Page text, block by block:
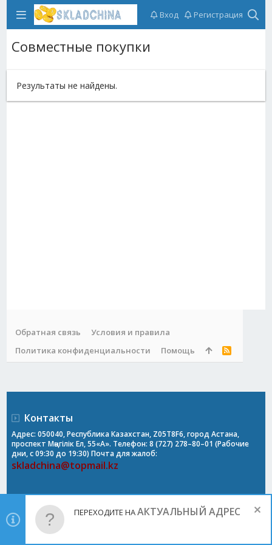
Вход Регистрация
Совместные покупки
Результаты не найдены.
Обратная связь
Условия и правила
Политика конфиденциальности
Помощь
R
Контакты
Адрес: 050040, Республика Казахстан, Z05T8F6, город Астана,
проспект Мәңгілік Ел, 55«А». Телефон: 8 (727) 278–80–01 (Рабочие
дни, с 09:30 до 19:30) Почта для жалоб:
skladchina@topmail.kz
ПЕРЕХОДИТЕ НААКТУАЛЬНЫЙ АДРЕС